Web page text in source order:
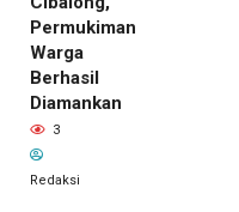
Permukiman
Warga
Berhasil
Diamankan
3
Redaksi